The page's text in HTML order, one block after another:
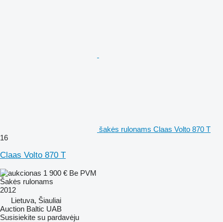
šakės rulonams Claas Volto 870 T
16
Claas Volto 870 T
1 900 € Be PVM
Šakės rulonams
2012
Lietuva, Šiauliai
Auction Baltic UAB
Susisiekite su pardavėju